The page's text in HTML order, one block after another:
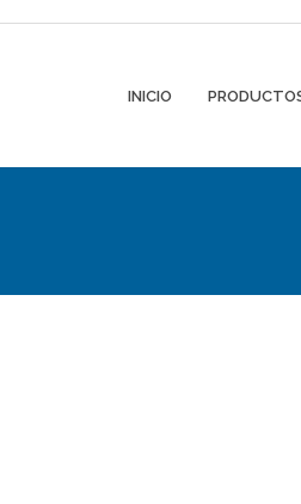
INICIO